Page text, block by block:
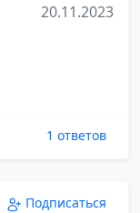
20.11.2023
1 ответов
Подписаться